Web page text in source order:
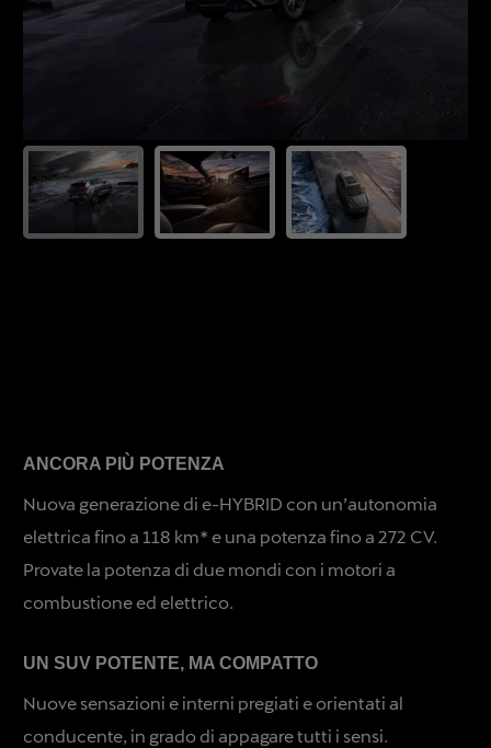
ANCORA PIÙ POTENZA
Nuova generazione di e-HYBRID con un’autonomia
elettrica fino a 118 km* e una potenza fino a 272 CV.
Provate la potenza di due mondi con i motori a
combustione ed elettrico.
UN SUV POTENTE, MA COMPATTO
Nuove sensazioni e interni pregiati e orientati al
conducente, in grado di appagare tutti i sensi.